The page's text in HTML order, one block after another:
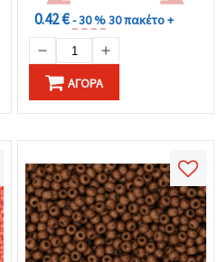
0.42 €- 30 %30 πακέτο +
ΑΓΟΡΆ